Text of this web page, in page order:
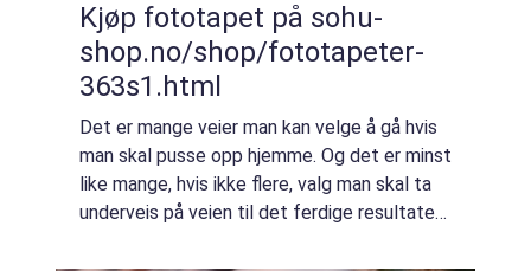
Kjøp fototapet på sohu-
shop.no/shop/fototapeter-
363s1.html
Det er mange veier man kan velge å gå hvis
man skal pusse opp hjemme. Og det er minst
like mange, hvis ikke flere, valg man skal ta
underveis på veien til det ferdige resultatet.